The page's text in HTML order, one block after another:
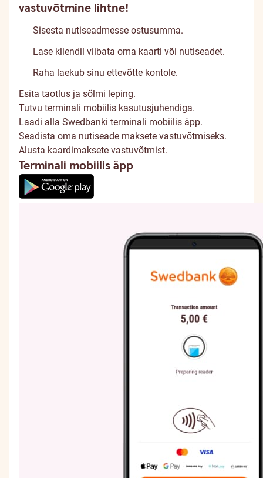
vastuvõtmine lihtne!
Sisesta nutiseadmesse ostusumma.
Lase kliendil viibata oma kaarti või nutiseadet.
Raha laekub sinu ettevõtte kontole.
Esita taotlus ja sõlmi leping.
Tutvu terminali mobiilis kasutusjuhendiga.
Laadi alla Swedbanki terminali mobiilis äpp.
Seadista oma nutiseade maksete vastuvõtmiseks.
Alusta kaardimaksete vastuvõtmist.
Terminali mobiilis äpp